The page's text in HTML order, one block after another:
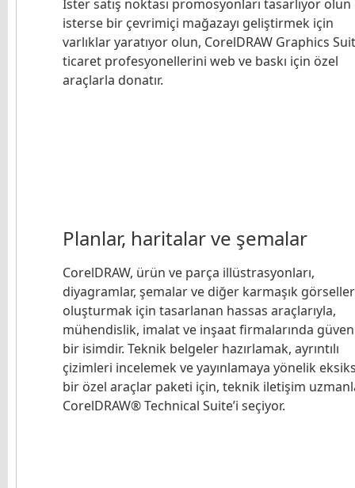
İster satış noktası promosyonları tasarlıyor olun
isterse bir çevrimiçi mağazayı geliştirmek için
varlıklar yaratıyor olun, CorelDRAW Graphics
ticaret profesyonellerini web ve baskı için özel
araçlarla donatır.
Planlar, haritalar ve şemalar
CorelDRAW, ürün ve parça illüstrasyonları,
diyagramlar, şemalar ve diğer karmaşık görseller
oluşturmak için tasarlanan hassas araçlarıyla,
mühendislik, imalat ve inşaat firmalarında
bir isimdir. Teknik belgeler hazırlamak, ayrıntılı
çizimleri incelemek ve yayınlamaya yönelik
bir özel araçlar paketi için, teknik iletişim
CorelDRAW® Technical Suite’i seçiyor.